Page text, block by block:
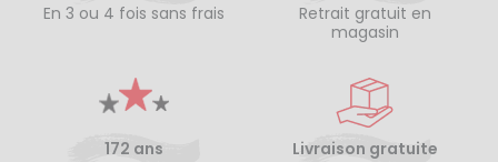
En 3 ou 4 fois sans frais
Retrait gratuit en
magasin
172 ans
Livraison gratuite